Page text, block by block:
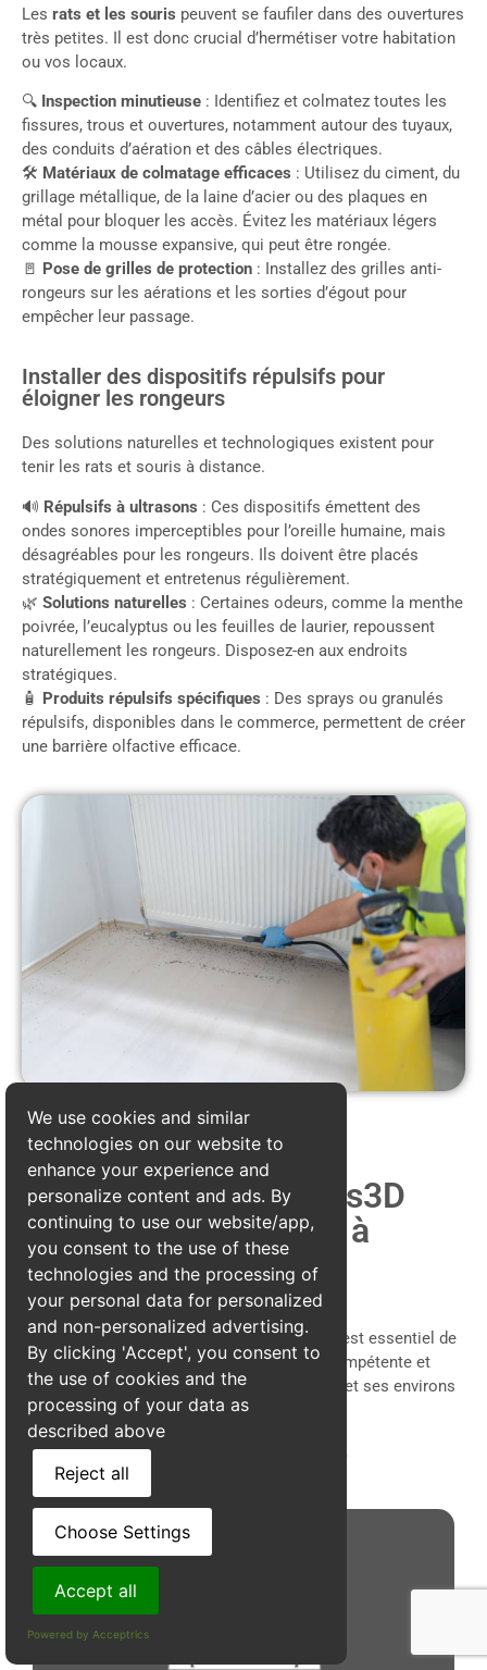
Les rats et les souris peuvent se faufiler dans des ouvertures
très petites. Il est donc crucial d’hermétiser votre habitation
ou vos locaux.
🔍 Inspection minutieuse : Identifiez et colmatez toutes les
fissures, trous et ouvertures, notamment autour des tuyaux,
des conduits d’aération et des câbles électriques.
🛠 Matériaux de colmatage efficaces : Utilisez du ciment, du
grillage métallique, de la laine d’acier ou des plaques en
métal pour bloquer les accès. Évitez les matériaux légers
comme la mousse expansive, qui peut être rongée.
🚪 Pose de grilles de protection : Installez des grilles anti-
rongeurs sur les aérations et les sorties d’égout pour
empêcher leur passage.
Installer des dispositifs répulsifs pour
éloigner les rongeurs
Des solutions naturelles et technologiques existent pour
tenir les rats et souris à distance.
🔊 Répulsifs à ultrasons : Ces dispositifs émettent des
ondes sonores imperceptibles pour l’oreille humaine, mais
désagréables pour les rongeurs. Ils doivent être placés
stratégiquement et entretenus régulièrement.
🌿 Solutions naturelles : Certaines odeurs, comme la menthe
poivrée, l’eucalyptus ou les feuilles de laurier, repoussent
naturellement les rongeurs. Disposez-en aux endroits
stratégiques.
🧴 Produits répulsifs spécifiques : Des sprays ou granulés
répulsifs, disponibles dans le commerce, permettent de créer
une barrière olfactive efficace.
Pourquoi choisir Alpes3D
pour une dératisation à
Colombe
Face à une infestation de rats ou desouris
, il est essentiel de
faire appel à une entreprise de dératisation
compétente et
réactive.Alpes3Dest la référence à Colombe et ses environs
pour l’éradication efficace des nuisibles.
Un processus d'intervention simple
We use cookies and similar
technologies on our website to
enhance your experience and
personalize content and ads. By
continuing to use our website/app,
you consent to the use of these
technologies and the processing of
your personal data for personalized
and non-personalized advertising.
By clicking 'Accept', you consent to
the use of cookies and the
processing of your data as
described above
Reject all
Choose Settings
Accept all
Powered by Acceptrics